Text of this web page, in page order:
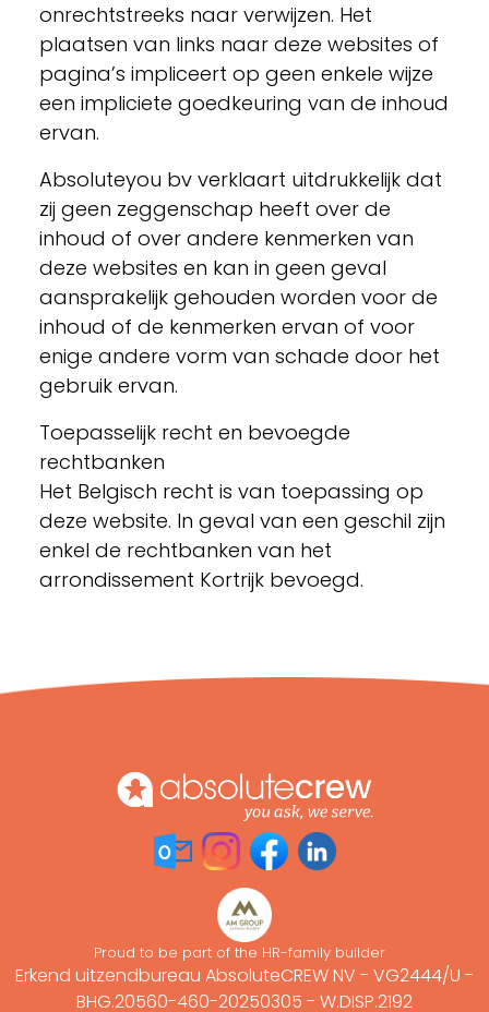
onrechtstreeks naar verwijzen. Het
plaatsen van links naar deze websites of
pagina’s impliceert op geen enkele wijze
een impliciete goedkeuring van de inhoud
ervan.
Absoluteyou bv verklaart uitdrukkelijk dat
zij geen zeggenschap heeft over de
inhoud of over andere kenmerken van
deze websites en kan in geen geval
aansprakelijk gehouden worden voor de
inhoud of de kenmerken ervan of voor
enige andere vorm van schade door het
gebruik ervan.
Toepasselijk recht en bevoegde
rechtbanken
Het Belgisch recht is van toepassing op
deze website. In geval van een geschil zijn
enkel de rechtbanken van het
arrondissement Kortrijk bevoegd.
Erkend uitzendbureau AbsoluteCREW NV - VG2444/U -
BHG.20560-460-20250305 - W.DISP.2192
Proud to be part of the HR-family builder